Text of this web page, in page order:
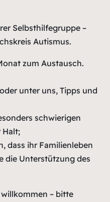
Selbsthilfegruppe –
Autismus.
zum Austausch.
unter uns, Tipps und
schwierigen
Halt;
dass ihr Familienleben
die Unterstützung des
– bitte